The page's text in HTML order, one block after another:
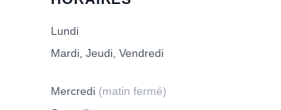
Lundi
Mardi, Jeudi, Vendredi
Mercredi (matin fermé)